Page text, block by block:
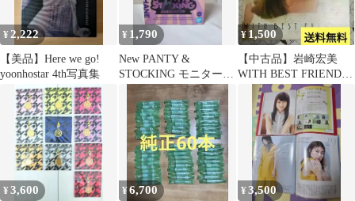
¥ 2,222
【美品】Here we go!
yoonhostar 4th写真集
¥ 1,790
New PANTY &
STOCKING モニタート
ップフィギュア ポリウ
レタン
¥ 1,500
【中古品】岩崎宏美
WITH BEST FRIENDS
レコード
¥3,600 ¥6,700 ¥3,500